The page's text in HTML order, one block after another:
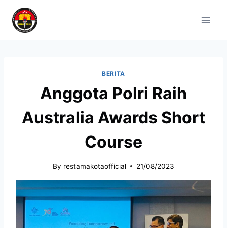
BERITA
Anggota Polri Raih
Australia Awards Short
Course
By restamakotaofficial 21/08/2023